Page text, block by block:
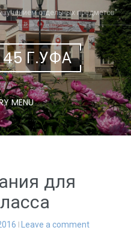
отдельных предметов"
Г.УФА
MENU
для
Leave a comment